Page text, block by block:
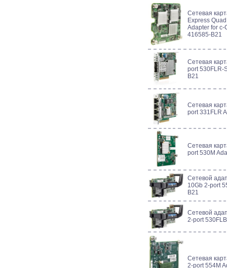
Сетевая
Express
Adapter for c-
416585-B21
Сетевая
port 530FLR-
B21
Сетевая
port 331FLR
Сетевая
port 530M
Сетевой
10Gb 2-port
B21
Сетевой
2-port
Сетевая
2-port 554M